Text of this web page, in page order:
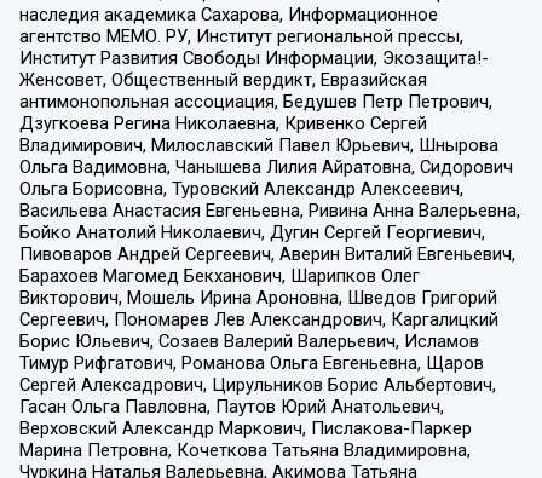
наследия академика Сахарова, Информационное
агентство МЕМО. РУ, Институт региональной прессы,
Институт Развития Свободы Информации, Экозащита!-
Женсовет, Общественный вердикт, Евразийская
антимонопольная ассоциация, Бедушев Петр Петрович,
Дзугкоева Регина Николаевна, Кривенко Сергей
Владимирович, Милославский Павел Юрьевич, Шнырова
Ольга Вадимовна, Чанышева Лилия Айратовна, Сидорович
Ольга Борисовна, Туровский Александр Алексеевич,
Васильева Анастасия Евгеньевна, Ривина Анна Валерьевна,
Бойко Анатолий Николаевич, Дугин Сергей Георгиевич,
Пивоваров Андрей Сергеевич, Аверин Виталий Евгеньевич,
Барахоев Магомед Бекханович, Шарипков Олег
Викторович, Мошель Ирина Ароновна, Шведов Григорий
Сергеевич, Пономарев Лев Александрович, Каргалицкий
Борис Юльевич, Созаев Валерий Валерьевич, Исламов
Тимур Рифгатович, Романова Ольга Евгеньевна, Щаров
Сергей Алексадрович, Цирульников Борис Альбертович,
Гасан Ольга Павловна, Паутов Юрий Анатольевич,
Верховский Александр Маркович, Пислакова-Паркер
Марина Петровна, Кочеткова Татьяна Владимировна,
Чуркина Наталья Валерьевна, Акимова Татьяна